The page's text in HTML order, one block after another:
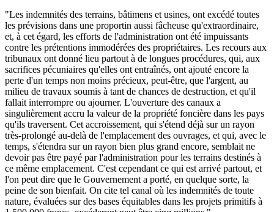
"Les indemnités des terrains, bâtimens et usines, ont excédé toutes
les prévisions dans une proportin aussi fâcheuse qu'extraordinaire,
et, à cet égard, les efforts de l'administration ont été impuissants
contre les prétentions immodérées des propriétaires. Les recours aux
tribunaux ont donné lieu partout à de longues procédures, qui, aux
sacrifices pécuniaires qu'elles ont entraînés, ont ajouté encore la
perte d'un temps non moins précieux, peut-être, que l'argent, au
milieu de travaux soumis à tant de chances de destruction, et qu'il
fallait interrompre ou ajourner. L'ouverture des canaux a
singulièrement accru la valeur de la propriété foncière dans les pays
qu'ils traversent. Cet accroissement, qui s'étend déjà sur un rayon
très-prolongé au-delà de l'emplacement des ouvrages, et qui, avec le
temps, s'étendra sur un rayon bien plus grand encore, semblait ne
devoir pas être payé par l'administration pour les terrains destinés à
ce même emplacement. C'est cependant ce qui est arrivé partout, et
l'on peut dire que le Gouvernement a porté, en quelque sorte, la
peine de son bienfait. On cite tel canal où les indemnités de toute
nature, évaluées sur des bases équitables dans les projets primitifs à